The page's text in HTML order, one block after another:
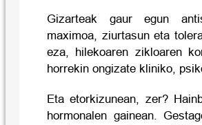
Gizarteak gaur egun
maximoa, ziurtasun eta
eza, hilekoaren zikloaren
horrekin ongizate kliniko,
Eta etorkizunean, zer?
hormonalen gainean.